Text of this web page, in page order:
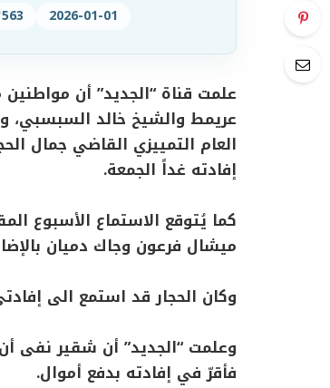
2026-01-01 5٬563
علمت قناة “الجديد” أن
عريمط والشيخ خالد السبسبي،
العام التمييزي القاضي جمال
إفادته غداً الجمعة.
كما يُتوقع الاستماع الأسبوع
ميشال فرعون وجاك دميان
وكان الحجار قد استمع الى
وعلمت “الجديد” أن شقير نفى
فأقرّ في إفادته بدفع أموال.